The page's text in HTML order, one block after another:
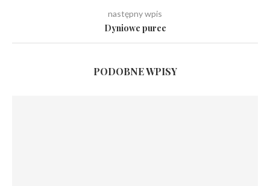
następny wpis
Dyniowe puree
PODOBNE WPISY